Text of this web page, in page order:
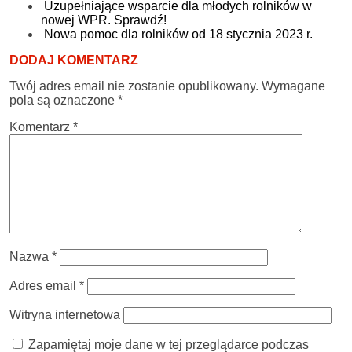
Uzupełniające wsparcie dla młodych rolników w
nowej WPR. Sprawdź!
Nowa pomoc dla rolników od 18 stycznia 2023 r.
DODAJ KOMENTARZ
Twój adres email nie zostanie opublikowany. Wymagane
pola są oznaczone *
Komentarz *
Nazwa *
Adres email *
Witryna internetowa
Zapamiętaj moje dane w tej przeglądarce podczas